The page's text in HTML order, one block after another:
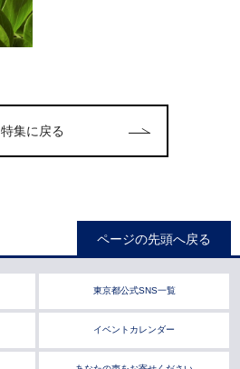
特集に戻る
ページの先頭へ戻る
東京都公式SNS一覧
イベントカレンダー